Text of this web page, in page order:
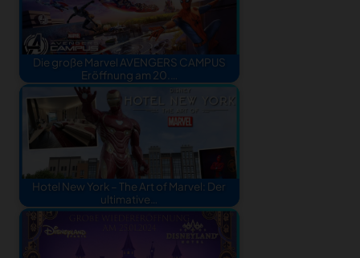
Die große Marvel AVENGERS CAMPUS
Eröffnung am 20.…
Hotel New York – The Art of Marvel: Der
ultimative…